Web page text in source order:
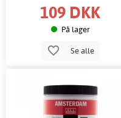
109 DKK
På lager
Se alle